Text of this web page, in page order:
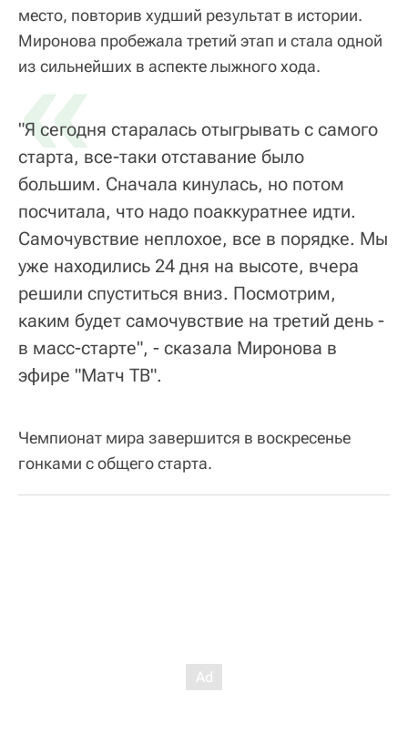
место, повторив худший результат в истории.
Миронова пробежала третий этап и стала одной
из сильнейших в аспекте лыжного хода.
«
"Я сегодня старалась отыгрывать с самого
старта, все-таки отставание было
большим. Сначала кинулась, но потом
посчитала, что надо поаккуратнее идти.
Самочувствие неплохое, все в порядке. Мы
уже находились 24 дня на высоте, вчера
решили спуститься вниз. Посмотрим,
каким будет самочувствие на третий день -
в масс-старте", - сказала Миронова в
эфире "Матч ТВ".
Чемпионат мира завершится в воскресенье
гонками с общего старта.